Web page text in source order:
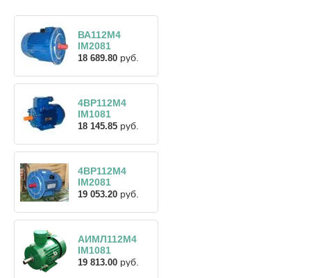
ВА112М4
IM2081
18 689.80 руб.
4ВР112М4
IM1081
18 145.85 руб.
4ВР112М4
IM2081
19 053.20 руб.
АИМЛ112М4
IM1081
19 813.00 руб.